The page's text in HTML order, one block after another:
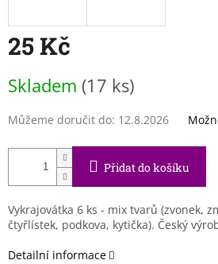
25 Kč
cena:
Skladem (17 ks)
Můžeme doručit do: 12.8.2026
Přidat do košíku
Vykrajovátka 6 ks - mix tvarů (zvonek,
čtyřlístek, podkova, kytička). Český
Detailní informace